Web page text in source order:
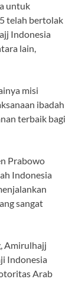
untuk
telah bertolak
Indonesia
lain,
misi
ibadah
terbaik bagi
Prabowo
Indonesia
sangat
Amirulhajj
Indonesia
Arab